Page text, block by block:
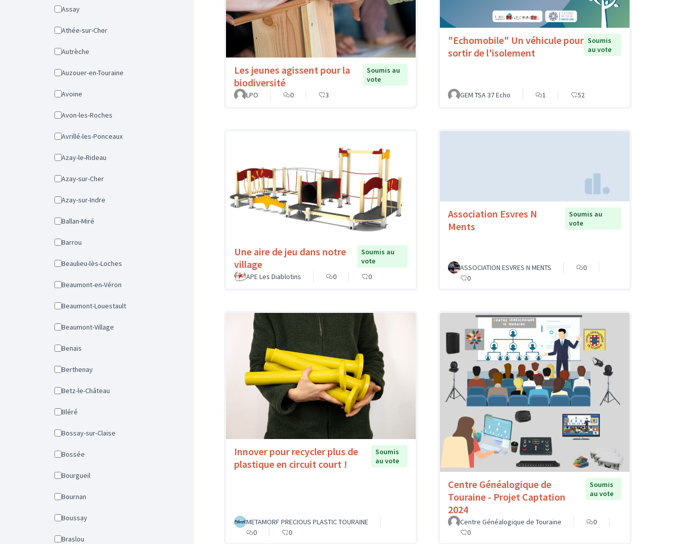
Assay
Athée-sur-Cher
Autrèche
Auzouer-en-Touraine
Avoine
Avon-les-Roches
Avrillé-les-Ponceaux
Azay-le-Rideau
Azay-sur-Cher
Azay-sur-Indre
Ballan-Miré
Barrou
Beaulieu-lès-Loches
Beaumont-en-Véron
Beaumont-Louestault
Beaumont-Village
Benais
Berthenay
Betz-le-Château
Bléré
Bossay-sur-Claise
Bossée
Bourgueil
Bournan
Boussay
Braslou
Les jeunes agissent pour la
biodiversité
Soumis au
vote
LPO
0 3
"Echomobile" Un véhicule pour
sortir de l'isolement
Soumis
au vote
GEM TSA 37 Echo 1 52
Une aire de jeu dans notre
village
Soumis au
vote
APE Les Diablotins
0 0
Association Esvres N
Ments
Soumis au
vote
ASSOCIATION ESVRES N MENTS
0
0
Innover pour recycler plus de
plastique en circuit court !
Soumis
au vote
METAMORF PRECIOUS PLASTIC TOURAINE
0
0
Centre Généalogique de
Touraine - Projet Captation
2024
Soumis
au vote
Centre Généalogique de Touraine
0
0